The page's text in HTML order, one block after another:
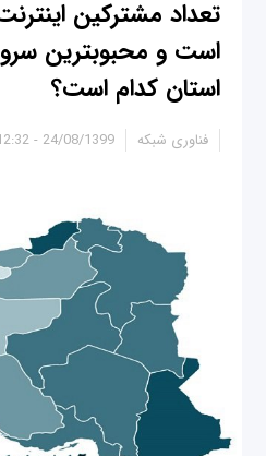
تعداد مشترکین
است و محبوبترین
استان کدام است؟
24/08/1399 - 12:32 فناوری شبکه